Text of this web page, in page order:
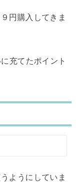
円購入してきま
充てたポイント
ようにしていま